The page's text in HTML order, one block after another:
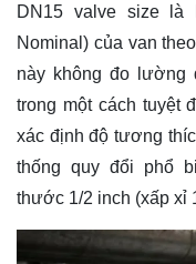
DN15 valve size là
Nominal) của van
này không đo lường
trong một cách tuyệt
xác định độ tương
thống quy đổi phổ
thước 1/2 inch (xấp xỉ